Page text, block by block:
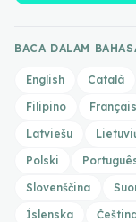
BACA DALAM
English Català
Filipino
Français
Latviešu
Polski
Slovenščina
Íslenska